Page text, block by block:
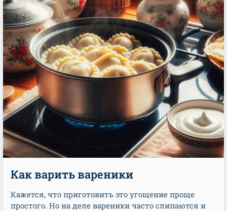
Как варить вареники
Кажется, что приготовить это угощение проще
простого. Но на деле вареники часто слипаются и